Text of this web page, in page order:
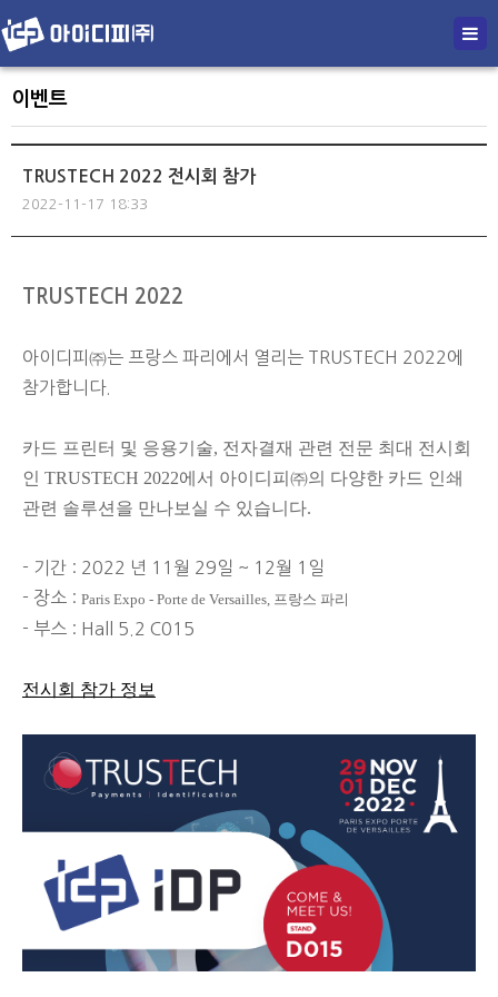
이벤트
TRUSTECH 2022 전시회 참가
2022-11-17 18:33
TRUSTECH 2022
아이디피㈜는 프랑스 파리에서 열리는 TRUSTECH 2022에
참가합니다.
카드 프린터 및 응용기술, 전자결재 관련 전문 최대 전시회
인 TRUSTECH 2022에서 아이디피㈜의 다양한 카드 인쇄
관련 솔루션을 만나보실 수 있습니다.
- 기간 : 2022 년 11월 29일 ~ 12월 1일
- 장소 : Paris Expo - Porte de Versailles, 프랑스 파리
- 부스 : Hall 5.2 C015
전시회 참가 정보